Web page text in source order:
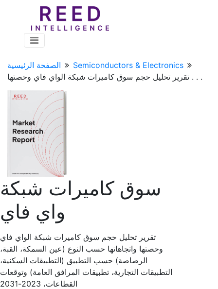
الصفحة الرئيسية
Semiconductors & Electronics
تقرير تحليل حجم سوق كاميرات شبكة الواي فاي وحصتها . . .
سوق كاميرات شبكة
واي فاي
تقرير تحليل حجم سوق كاميرات شبكة الواي فاي
وحصتها واتجاهاتها حسب النوع (عين السمكة، القبة،
الرصاصة) حسب التطبيق (التطبيقات السكنية،
التطبيقات التجارية، تطبيقات المرافق العامة) وتوقعات
القطاعات، 2023-2031